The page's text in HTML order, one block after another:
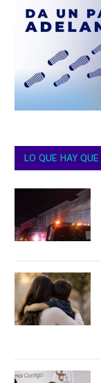
LO QUE HAY QUE